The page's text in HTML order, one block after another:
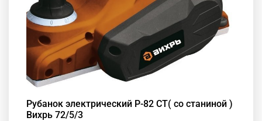
Рубанок электрический Р-82 СТ( со станиной )
Вихрь 72/5/3